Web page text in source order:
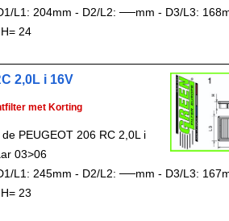
L1: 204mm - D2/L2: ──mm - D3/L3:
24
2,0L i 16V
met Korting
PEUGEOT 206 RC 2,0L i
03>06
L1: 245mm - D2/L2: ──mm - D3/L3:
23